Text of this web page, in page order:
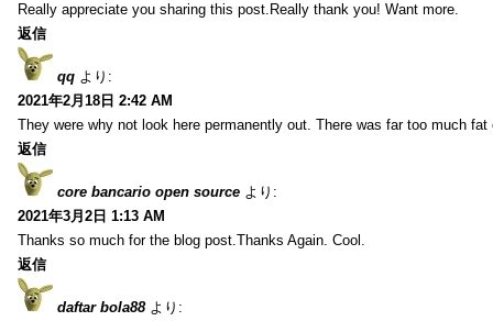
Really appreciate you sharing this post.Really thank you! Want more.
返信
qq より:
2021年2月18日 2:42 AM
They were why not look here permanently out. There was far too much fat
返信
core bancario open source より:
2021年3月2日 1:13 AM
Thanks so much for the blog post.Thanks Again. Cool.
返信
daftar bola88 より: